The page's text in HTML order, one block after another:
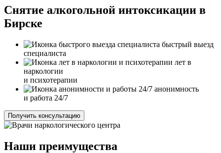
Снятие алкогольной интоксикации в
Бирске
быстрый выезд
специалиста
лет в
наркологии
и психотерапии
анонимность
и работа 24/7
Получить консультацию
Наши преимущества